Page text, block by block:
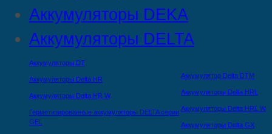
Аккумуляторы DEKA
Аккумуляторы DELTA
Аккумуляторы DT
Аккумуляторы Delta HR
Аккумуляторы Delta HR W
Герметизированные аккумуляторы DELTA серии
GEL
Аккумулятор Delta DTМ
Аккумуляторы Delta HRL
Аккумуляторы Delta HRL W
Аккумуляторы Delta GX